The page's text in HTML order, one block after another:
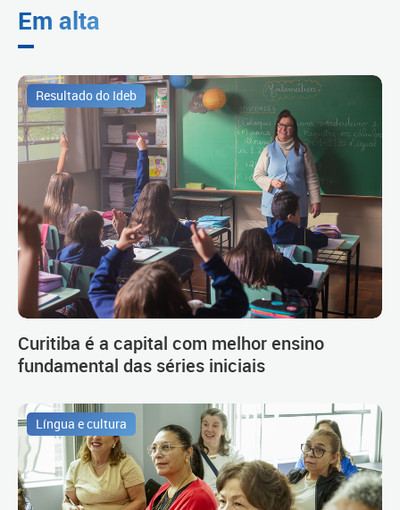
Em alta
Resultado do Ideb
Curitiba é a capital com melhor ensino
fundamental das séries iniciais
Língua e cultura